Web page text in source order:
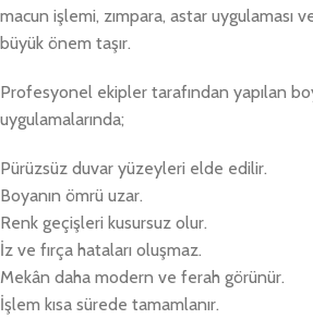
macun işlemi, zımpara, astar uygulaması
büyük önem taşır.
Profesyonel ekipler tarafından yapılan
uygulamalarında;
Pürüzsüz duvar yüzeyleri elde edilir.
Boyanın ömrü uzar.
Renk geçişleri kusursuz olur.
İz ve fırça hataları oluşmaz.
Mekân daha modern ve ferah görünür.
İşlem kısa sürede tamamlanır.